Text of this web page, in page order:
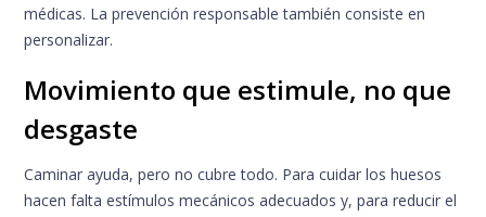
médicas. La prevención responsable también consiste en
personalizar.
Movimiento que estimule, no que
desgaste
Caminar ayuda, pero no cubre todo. Para cuidar los huesos
hacen falta estímulos mecánicos adecuados y, para reducir el